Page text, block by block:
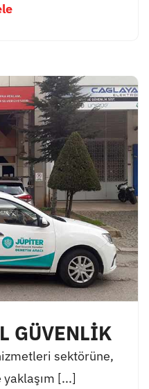
GÜVENLİK
sektörüne,
yaklaşım [...]